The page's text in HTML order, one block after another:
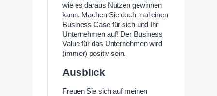
wie es daraus Nutzen gewinnen
kann. Machen Sie doch mal einen
Business Case für sich und Ihr
Unternehmen auf! Der Business
Value für das Unternehmen wird
(immer) positiv sein.
Ausblick
Freuen Sie sich auf meinen